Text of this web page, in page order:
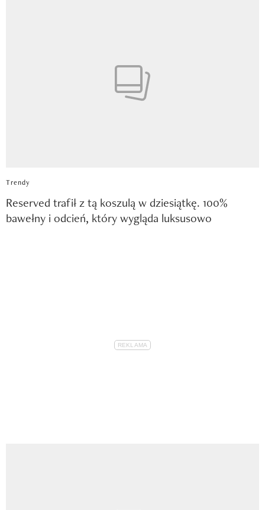
Trendy
Reserved trafił z tą koszulą w dziesiątkę. 100%
bawełny i odcień, który wygląda luksusowo